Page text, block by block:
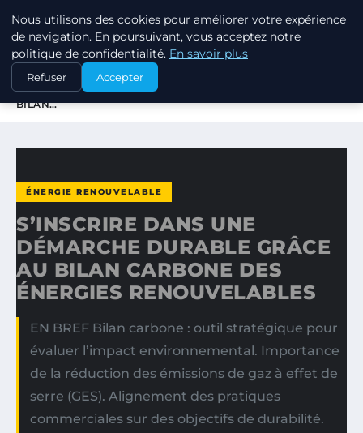
RSE ENJEUX
ACCUEIL
ÉNERGIE RENOUVELABLE
S’INSCRIRE DANS UNE DÉMARCHE DURABLE GRÂCE AU
BILAN…
ÉNERGIE RENOUVELABLE
S’INSCRIRE DANS UNE
DÉMARCHE DURABLE GRÂCE
AU BILAN CARBONE DES
ÉNERGIES RENOUVELABLES
EN BREF Bilan carbone : outil stratégique pour
évaluer l’impact environnemental. Importance
de la réduction des émissions de gaz à effet de
serre (GES). Alignement des pratiques
commerciales sur des objectifs de durabilité.
Nous utilisons des cookies pour améliorer votre expérience
de navigation. En poursuivant, vous acceptez notre
politique de confidentialité. En savoir plus
Refuser Accepter